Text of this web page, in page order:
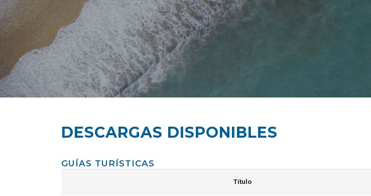
DESCARGAS DISPONIBLES
GUÍAS TURÍSTICAS
Título